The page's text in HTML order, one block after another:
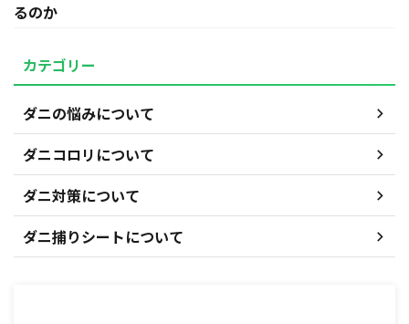
るのか
カテゴリー
ダニの悩みについて
ダニコロリについて
ダニ対策について
ダニ捕りシートについて